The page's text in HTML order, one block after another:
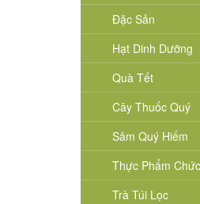
Đặc Sản
Hạt Dinh Dưỡng
Quà Tết
Cây Thuốc Quý
Sâm Quý Hiếm
Thực Phẩm
Trà Túi Lọc